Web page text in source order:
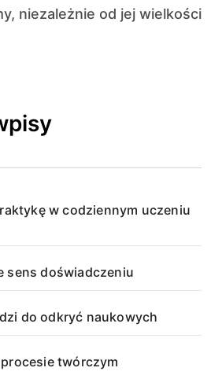
niezależnie od jej wielkości
w codziennym uczeniu
sens doświadczeniu
do odkryć naukowych
twórczym